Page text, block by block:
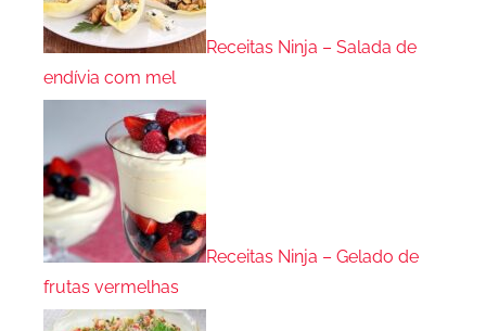
Receitas Ninja – Salada de
endívia com mel
Receitas Ninja – Gelado de
frutas vermelhas